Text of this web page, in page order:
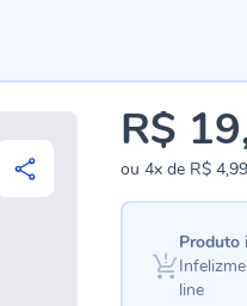
R$
ou 4xde R$ 4,99
Produto
line